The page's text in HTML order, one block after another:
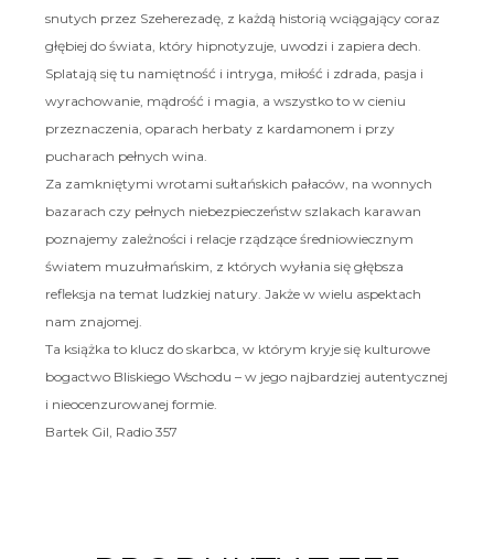
snutych przez Szeherezadę, z każdą historią wciągający coraz
głębiej do świata, który hipnotyzuje, uwodzi i zapiera dech.
Splatają się tu namiętność i intryga, miłość i zdrada, pasja i
wyrachowanie, mądrość i magia, a wszystko to w cieniu
przeznaczenia, oparach herbaty z kardamonem i przy
pucharach pełnych wina.
Za zamkniętymi wrotami sułtańskich pałaców, na wonnych
bazarach czy pełnych niebezpieczeństw szlakach karawan
poznajemy zależności i relacje rządzące średniowiecznym
światem muzułmańskim, z których wyłania się głębsza
refleksja na temat ludzkiej natury. Jakże w wielu aspektach
nam znajomej.
Ta książka to klucz do skarbca, w którym kryje się kulturowe
bogactwo Bliskiego Wschodu – w jego najbardziej autentycznej
i nieocenzurowanej formie.
Bartek Gil, Radio 357